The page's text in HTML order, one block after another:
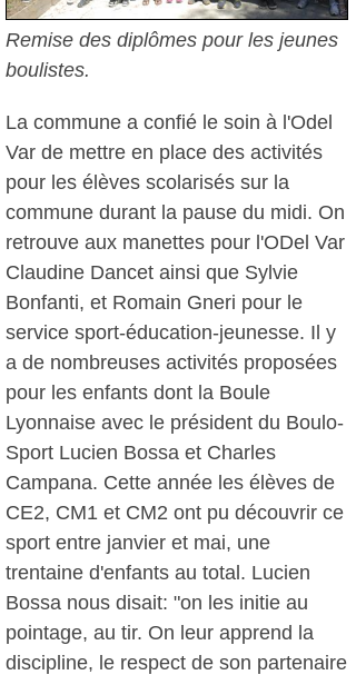
Remise des diplômes pour les jeunes
boulistes.
La commune a confié le soin à l'Odel
Var de mettre en place des activités
pour les élèves scolarisés sur la
commune durant la pause du midi. On
retrouve aux manettes pour l'ODel Var
Claudine Dancet ainsi que Sylvie
Bonfanti, et Romain Gneri pour le
service sport-éducation-jeunesse. Il y
a de nombreuses activités proposées
pour les enfants dont la Boule
Lyonnaise avec le président du Boulo-
Sport Lucien Bossa et Charles
Campana. Cette année les élèves de
CE2, CM1 et CM2 ont pu découvrir ce
sport entre janvier et mai, une
trentaine d'enfants au total. Lucien
Bossa nous disait: "on les initie au
pointage, au tir. On leur apprend la
discipline, le respect de son partenaire